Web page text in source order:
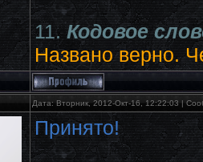
11.Кодовое
Названо верно.
Дата: Вторник, 2012-Окт-16, 12:22:03 |
Принято!